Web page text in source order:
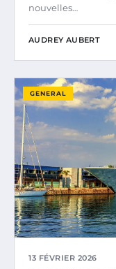
nouvelles…
AUDREY AUBERT
GENERAL
13 FÉVRIER 2026